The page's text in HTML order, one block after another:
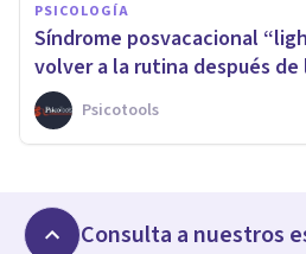
PSICOLOGÍA
Síndrome posvacacional
volver a la rutina después de
Psicotools
Consulta a nuestros